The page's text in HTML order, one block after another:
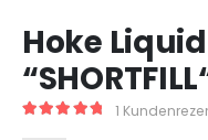
Hoke
1